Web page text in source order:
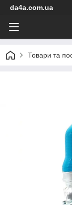
da4a.com.ua
Товари та